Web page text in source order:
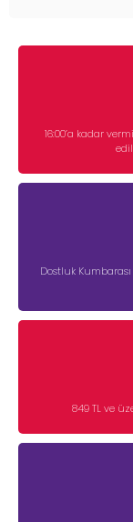
16:00’a kadar
Dostluk
849 TL ve